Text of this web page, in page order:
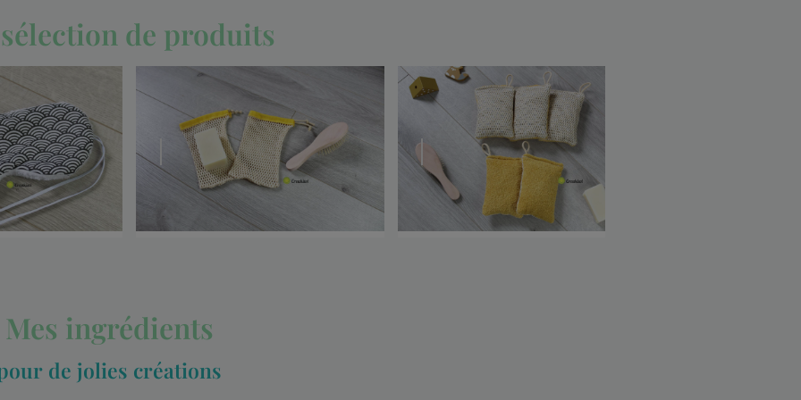
de produits
Mes ingrédients
de jolies créations